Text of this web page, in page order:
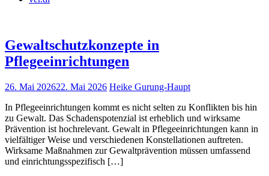
Gewaltschutzkonzepte in
Pflegeeinrichtungen
26. Mai 202622. Mai 2026 Heike Gurung-Haupt
In Pflegeeinrichtungen kommt es nicht selten zu Konflikten bis hin
zu Gewalt. Das Schadenspotenzial ist erheblich und wirksame
Prävention ist hochrelevant. Gewalt in Pflegeeinrichtungen kann in
vielfältiger Weise und verschiedenen Konstellationen auftreten.
Wirksame Maßnahmen zur Gewaltprävention müssen umfassend
und einrichtungsspezifisch […]